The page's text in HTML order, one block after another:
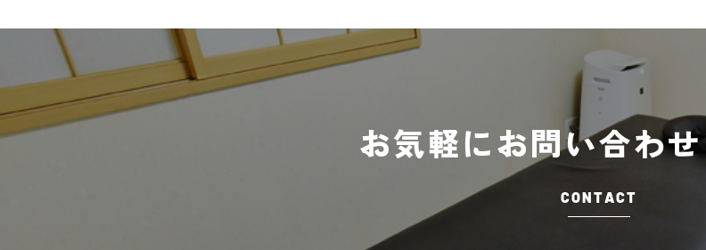
お気軽にお問い合わ
CONTACT